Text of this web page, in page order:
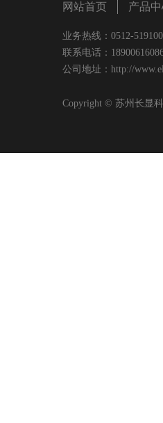
网站首页 产品
业务热线：0512-
联系电话：
公司地址：http://
Copyright © 苏州长显